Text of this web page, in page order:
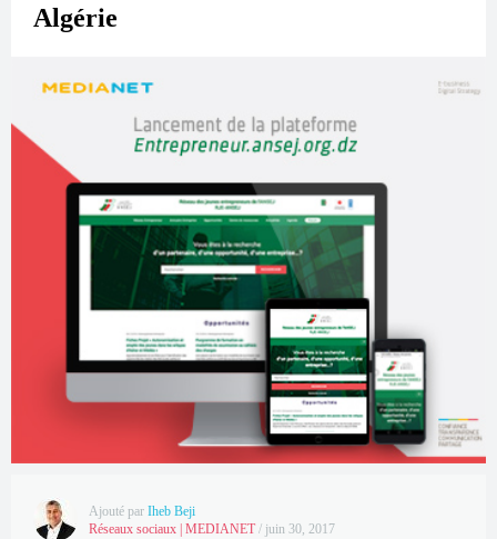
Algérie
Ajouté par Iheb Beji
Réseaux sociaux MEDIANET / juin 30, 2017